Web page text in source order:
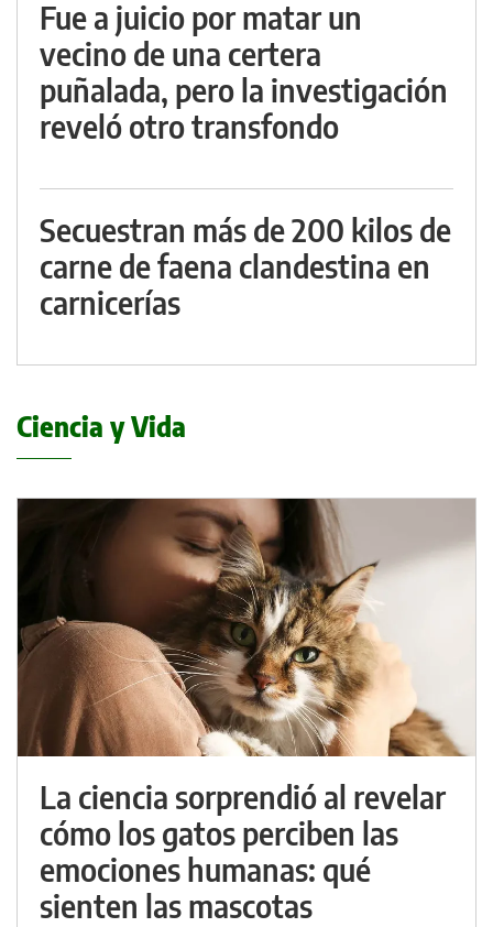
Fue a juicio por matar un
vecino de una certera
puñalada, pero la investigación
reveló otro transfondo
Secuestran más de 200 kilos de
carne de faena clandestina en
carnicerías
Ciencia y Vida
La ciencia sorprendió al revelar
cómo los gatos perciben las
emociones humanas: qué
sienten las mascotas